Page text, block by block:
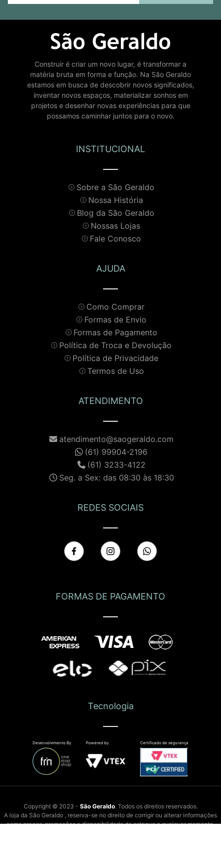
Construir é criar um novo lugar, é transformar a
matéria bruta em forma e função. Na São Geraldo
estamos em busca de descobrir novos significados,
inventar novos espaços, materializar sonhos em
projetos e desenhar novas experiências para que
possamos caminhar juntos para o novo.
INSTITUCIONAL
Sobre a São Geraldo
Nossa História
Blog da São Geraldo
Nossas Lojas
Fale Conosco
AJUDA
Como Comprar
Formas de Envio
Formas de Pagamento
Política de Troca e Devolução
Política de Privacidade
Termos de Uso
ATENDIMENTO
atendimento@saogeraldo.com
(61) 99904-2196
(61) 3233-4122
Seg. a Sex: das 08:30 às 18:30
REDES SOCIAIS
FORMAS DE PAGAMENTO
Tecnologia
Desenvolvimento By Powered by Certificado de segurança
Copyright © 2023 - São Geraldo. Todos os direitos reservados.
A loja da São Geraldo , reserva-se no direito de corrigir ou alterar informações
como preços, promoções e disponibilidade de estoque a qualquer momento.